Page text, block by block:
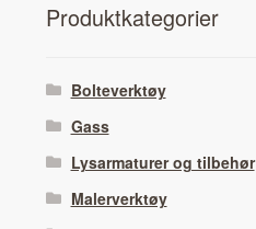
Pro­duk­tkat­e­gori­er
Bolteverktøy
Gass
Lysarmaturer og tilbehør
Malerverktøy